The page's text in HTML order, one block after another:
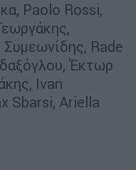
Paolo Rossi,
Rade
Έκτωρ
Ivan
Sbarsi, Ariella